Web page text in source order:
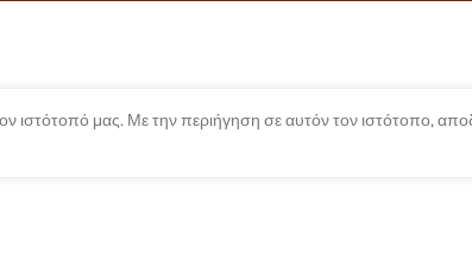
ιστότοπό μας. Με την περιήγηση σε αυτόν τον ιστότοπο,